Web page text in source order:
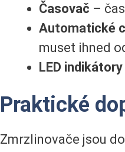
Časovač –
Automatické
muset ihned
LED indikátory
Praktické
Zmrzlinovače jsou